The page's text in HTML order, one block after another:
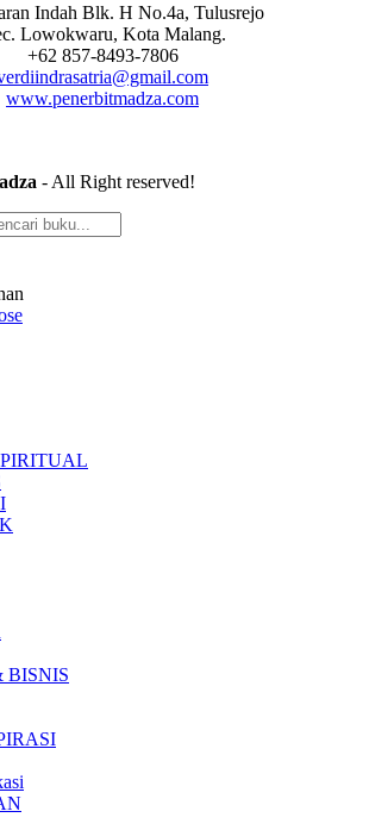
Indah Blk. H No.4a, Tulusrejo
Lowokwaru, Kota Malang.
+62 857-8493-7806
www.penerbitmadza.com
- All Right reserved!
BISNIS